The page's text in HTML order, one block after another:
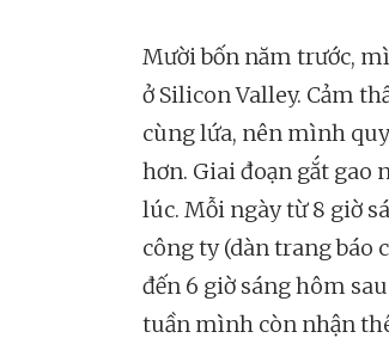
Mười bốn năm trước,
ở Silicon Valley. Cảm
cùng lứa, nên mình
hơn. Giai đoạn gắt gao
lúc. Mỗi ngày từ 8 giờ
công ty (dàn trang báo
đến 6 giờ sáng hôm
tuần mình còn nhận